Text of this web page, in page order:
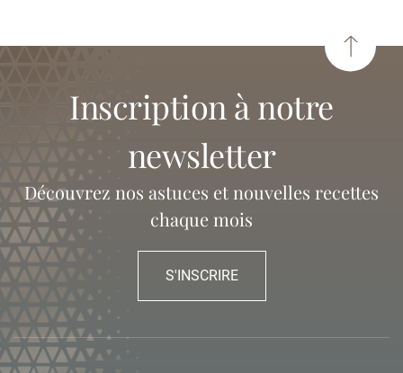
inscription à notre
newsletter
Découvrez nos astuces et nouvelles recettes
chaque mois
S'INSCRIRE